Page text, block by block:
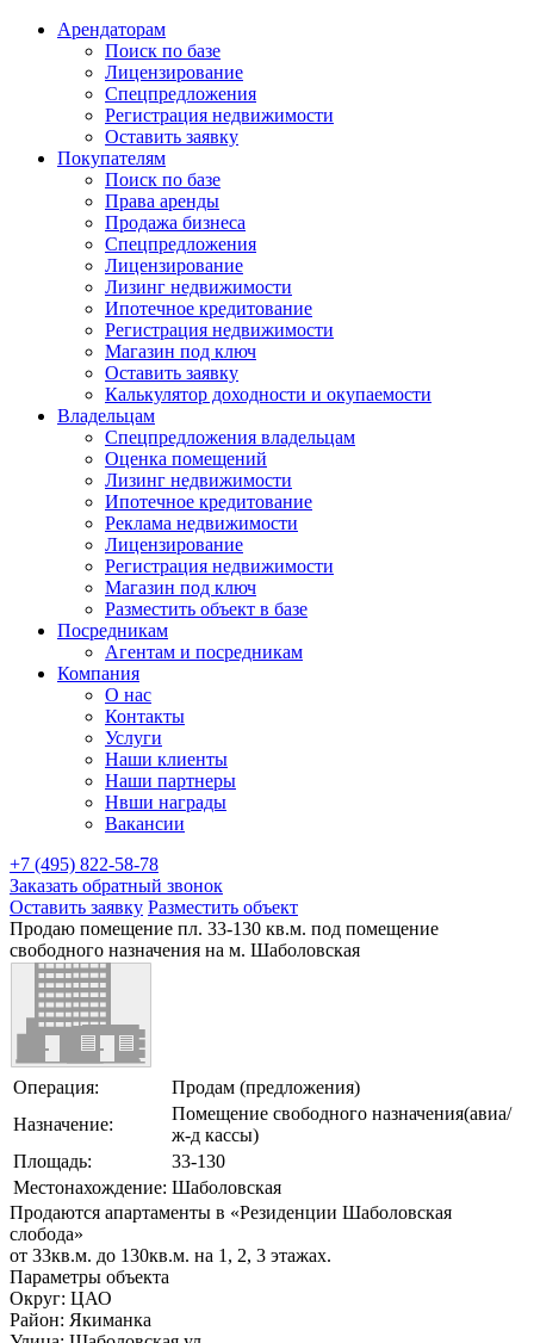
Арендаторам
Поиск по базе
Лицензирование
Спецпредложения
Регистрация недвижимости
Оставить заявку
Покупателям
Поиск по базе
Права аренды
Продажа бизнеса
Спецпредложения
Лицензирование
Лизинг недвижимости
Ипотечное кредитование
Регистрация недвижимости
Магазин под ключ
Оставить заявку
Калькулятор доходности и окупаемости
Владельцам
Спецпредложения владельцам
Оценка помещений
Лизинг недвижимости
Ипотечное кредитование
Реклама недвижимости
Лицензирование
Регистрация недвижимости
Магазин под ключ
Разместить объект в базе
Посредникам
Агентам и посредникам
Компания
О нас
Контакты
Услуги
Наши клиенты
Наши партнеры
Нвши награды
Вакансии
+7 (495) 822-58-78
Заказать обратный звонок
Оставить заявку Разместить объект
Продаю помещение пл. 33-130 кв.м. под помещение
свободного назначения на м. Шаболовская
Операция:
Продам (предложения)
Назначение:
Помещение свободного назначения(авиа/
ж-д кассы)
Площадь:
33-130
Местонахождение: Шаболовская
Продаются апартаменты в «Резиденции Шаболовская
слобода»
от 33кв.м. до 130кв.м. на 1, 2, 3 этажах.
Параметры объекта
Округ: ЦАО
Район: Якиманка